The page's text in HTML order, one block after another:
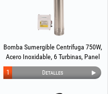
Bomba Sumergible Centrífuga 750W,
Acero Inoxidable, 6 Turbinas, Panel
de Control, Succión Inferior
EvoSanitary®
Detalles
1